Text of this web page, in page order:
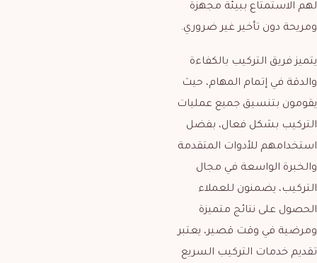
لهم الاستمتاع ببيئة مجهزة
ومريحة دون تأخير غير ضروري.
يتميز فريق التركيب بالكفاءة
والدقة في إتمام المهام، حيث
يقومون بتنسيق جميع عمليات
التركيب بشكل فعال، بفضل
استخدامهم للأدوات المتقدمة
والخبرة الواسعة في مجال
التركيب، يضمنون للعملاء
الحصول على نتائج متميزة
ومرضية في وقت قصير، يعتبر
تقديم خدمات التركيب السريع